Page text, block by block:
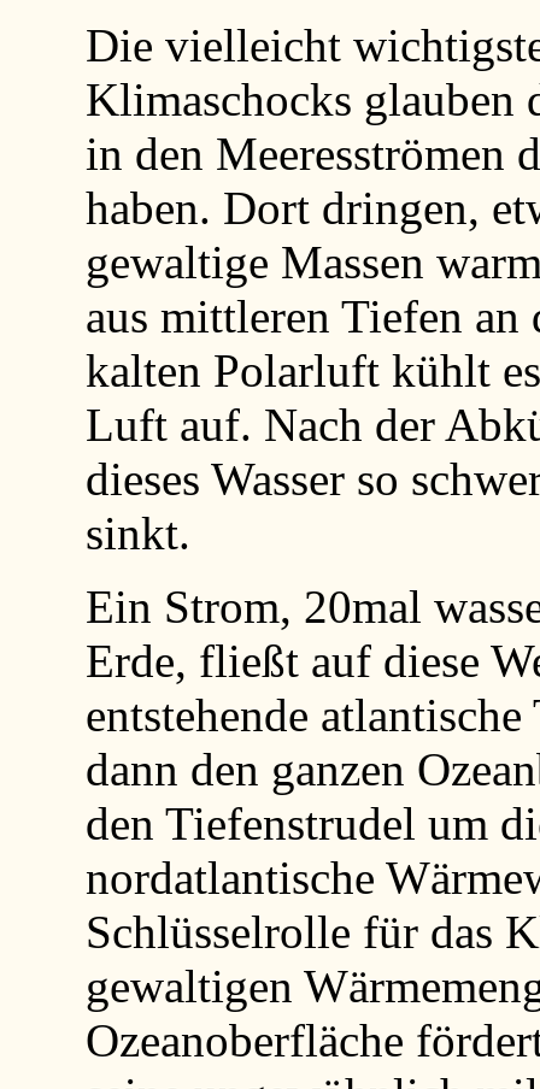
Die vielleicht
Klimaschocks glauben
in den Meeresströmen
haben. Dort dringen,
gewaltige Massen
aus mittleren Tiefen an
kalten Polarluft kühlt
Luft auf. Nach der
dieses Wasser so
sinkt.
Ein Strom, 20mal
Erde, fließt auf diese
entstehende
dann den ganzen
den Tiefenstrudel um
nordatlantische
Schlüsselrolle für das
gewaltigen
Ozeanoberfläche